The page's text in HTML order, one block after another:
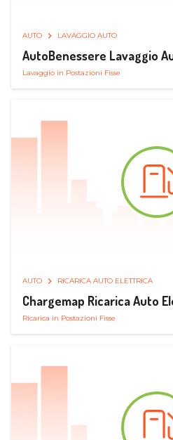
AUTO LAVAGGIO AUTO
AutoBenessere Lavaggio
Lavaggio in Postazioni Fisse
AUTO RICARICA AUTO ELETTRICA
Chargemap Ricarica Auto
Ricarica in Postazioni Fisse